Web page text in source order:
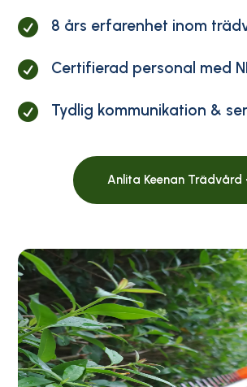
 8 års erfarenhet inom
 Certifierad personal med
 Tydlig kommunikation &
Anlita Keenan Trädvård